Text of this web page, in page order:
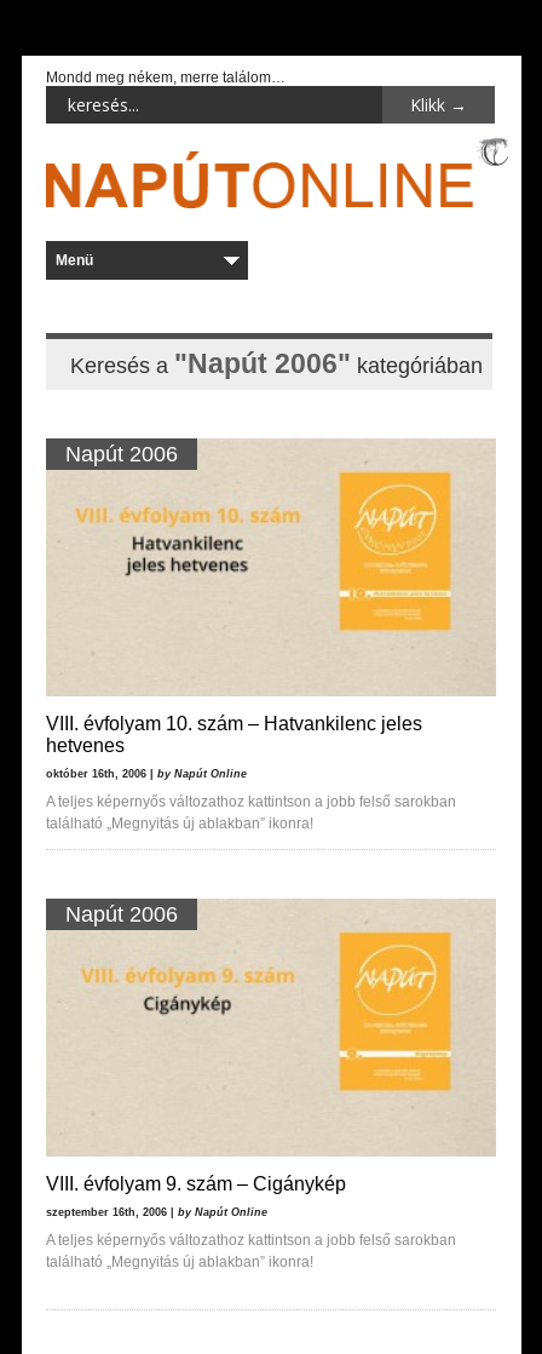
Mondd meg nékem, merre találom…
Keresés a "Napút 2006" kategóriában
Napút 2006
VIII. évfolyam 10. szám – Hatvankilenc jeles
hetvenes
október 16th, 2006 | by Napút Online
A teljes képernyős változathoz kattintson a jobb felső sarokban
található „Megnyitás új ablakban” ikonra!
Napút 2006
VIII. évfolyam 9. szám – Cigánykép
szeptember 16th, 2006 | by Napút Online
A teljes képernyős változathoz kattintson a jobb felső sarokban
található „Megnyitás új ablakban” ikonra!